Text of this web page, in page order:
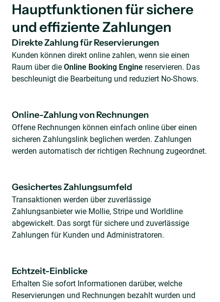
Hauptfunktionen für sichere
und effiziente Zahlungen
Direkte Zahlung für Reservierungen
Kunden können direkt online zahlen, wenn sie einen
Raum über die Online Booking Engine reservieren. Das
beschleunigt die Bearbeitung und reduziert No-Shows.
Online-Zahlung von Rechnungen
Offene Rechnungen können einfach online über einen
sicheren Zahlungslink beglichen werden. Zahlungen
werden automatisch der richtigen Rechnung zugeordnet.
Gesichertes Zahlungsumfeld
Transaktionen werden über zuverlässige
Zahlungsanbieter wie Mollie, Stripe und Worldline
abgewickelt. Das sorgt für sichere und zuverlässige
Zahlungen für Kunden und Administratoren.
Echtzeit-Einblicke
Erhalten Sie sofort Informationen darüber, welche
Reservierungen und Rechnungen bezahlt wurden und